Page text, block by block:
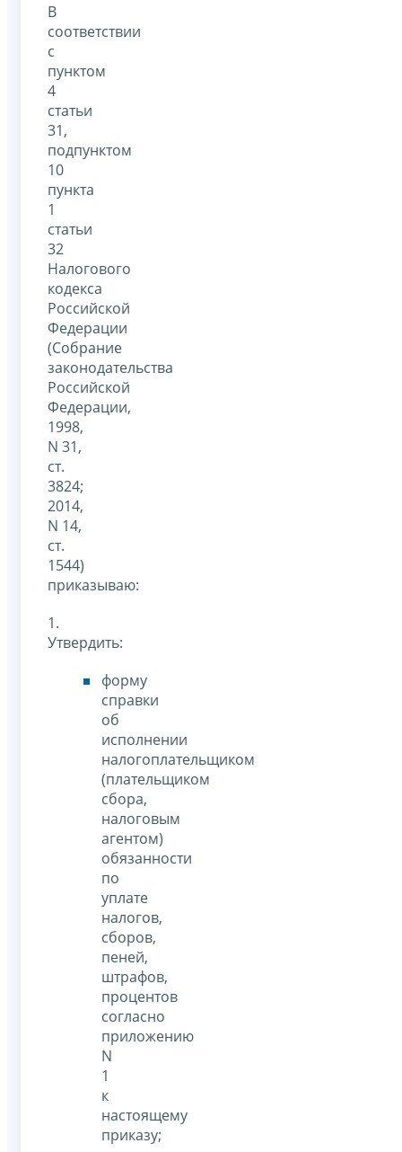
В
соответствии
с
пунктом
4
статьи
31,
подпунктом
10
пункта
1
статьи
32
Налогового
кодекса
Российской
Федерации
(Собрание
законодательства
Российской
Федерации,
1998,
N 31,
ст.
3824;
2014,
N 14,
ст.
1544)
приказываю:
1.
Утвердить:
форму
справки
об
исполнении
налогоплательщиком
(плательщиком
сбора,
налоговым
агентом)
обязанности
по
уплате
налогов,
сборов,
пеней,
штрафов,
процентов
согласно
приложению
N
1
к
настоящему
приказу;